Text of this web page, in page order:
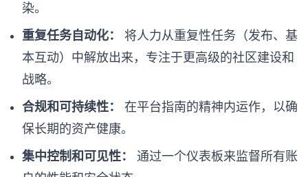
染。
重复任务自动化：
将人力从重复性任务（发布、基
本互动）中解放出来，专注于更高级的社区建设和
战略。
合规和可持续性：
在平台指南的精神内运作，以确
保长期的资产健康。
集中控制和可见性：
通过一个仪表板来监督所有账